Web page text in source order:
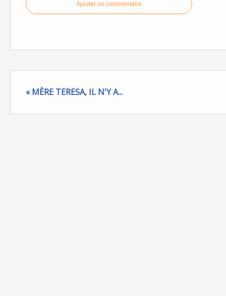
Ajouter un commentaire
« MÈRE TERESA, IL N'Y A...